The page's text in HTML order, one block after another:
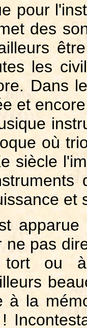
pour
des
les
Dans
et
où
siècle
et
ne pas
tort ou
à la